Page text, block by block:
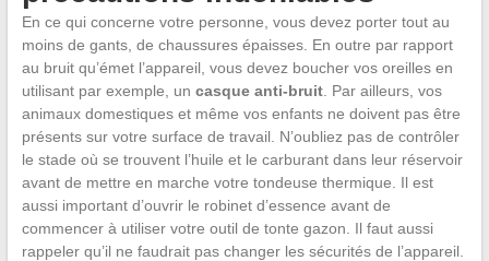
En ce qui concerne votre personne, vous devez porter tout au
moins de gants, de chaussures épaisses. En outre par rapport
au bruit qu’émet l’appareil, vous devez boucher vos oreilles en
utilisant par exemple, un casque anti-bruit. Par ailleurs, vos
animaux domestiques et même vos enfants ne doivent pas être
présents sur votre surface de travail. N’oubliez pas de contrôler
le stade où se trouvent l’huile et le carburant dans leur réservoir
avant de mettre en marche votre tondeuse thermique. Il est
aussi important d’ouvrir le robinet d’essence avant de
commencer à utiliser votre outil de tonte gazon. Il faut aussi
rappeler qu’il ne faudrait pas changer les sécurités de l’appareil.